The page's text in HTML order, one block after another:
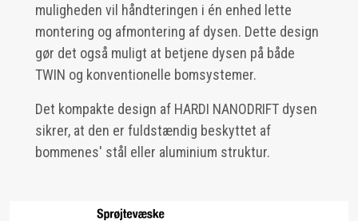
muligheden vil håndteringen i én enhed lette
montering og afmontering af dysen. Dette design
gør det også muligt at betjene dysen på både
TWIN og konventionelle bomsystemer.
Det kompakte design af HARDI NANODRIFT dysen
sikrer, at den er fuldstændig beskyttet af
bommenes' stål eller aluminium struktur.